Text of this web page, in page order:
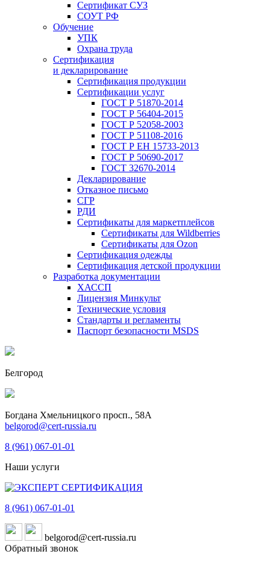
Сертификат СУЗ
СОУТ РФ
Обучение
УПК
Охрана труда
Сертификация
и декларирование
Сертификация продукции
Сертификации услуг
ГОСТ Р 51870-2014
ГОСТ Р 56404-2015
ГОСТ Р 52058-2003
ГОСТ Р 51108-2016
ГОСТ Р ЕН 15733-2013
ГОСТ Р 50690-2017
ГОСТ 32670-2014
Декларирование
Отказное письмо
СГР
РДИ
Сертификаты для маркетплейсов
Сертификаты для Wildberries
Сертификаты для Ozon
Сертификация одежды
Сертификация детской продукции
Разработка документации
ХАССП
Лицензия Минкульт
Технические условия
Стандарты и регламенты
Паспорт безопасности MSDS
Белгород
Богдана Хмельницкого просп., 58А
belgorod@cert-russia.ru
8 (961) 067-01-01
Наши услуги
8 (961) 067-01-01
belgorod@cert-russia.ru
Обратный звонок